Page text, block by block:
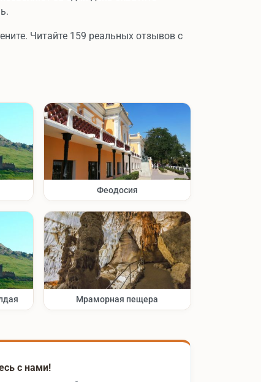
Читайте 159 реальных отзывов с
Феодосия
Мраморная пещера
с нами!